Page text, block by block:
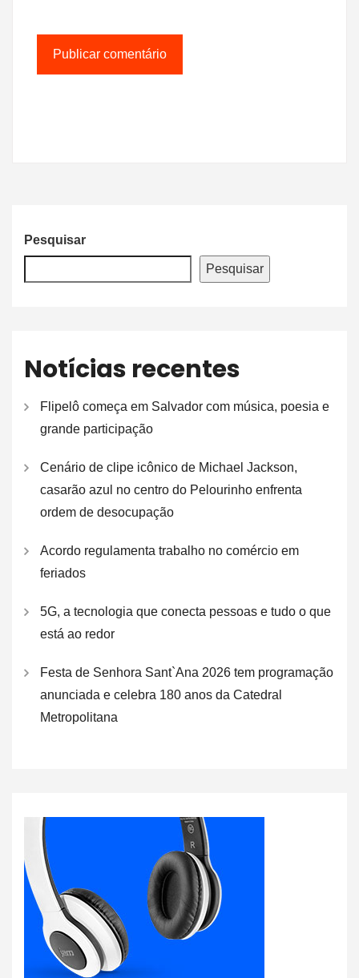
Pesquisar
Pesquisar
Notícias recentes
Flipelô começa em Salvador com música, poesia e
grande participação
Cenário de clipe icônico de Michael Jackson,
casarão azul no centro do Pelourinho enfrenta
ordem de desocupação
Acordo regulamenta trabalho no comércio em
feriados
5G, a tecnologia que conecta pessoas e tudo o que
está ao redor
Festa de Senhora Sant`Ana 2026 tem programação
anunciada e celebra 180 anos da Catedral
Metropolitana